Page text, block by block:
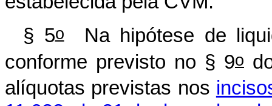
§ 5oNa hipótese de
conforme previsto no § 9o
alíquotas previstas nos